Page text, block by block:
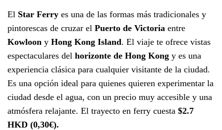
El Star Ferry es una de las formas más tradicionales y
pintorescas de cruzar el Puerto de Victoria entre
Kowloon y Hong Kong Island. El viaje te ofrece vistas
espectaculares del horizonte de Hong Kong y es una
experiencia clásica para cualquier visitante de la ciudad.
Es una opción ideal para quienes quieren experimentar la
ciudad desde el agua, con un precio muy accesible y una
atmósfera relajante. El trayecto en ferry cuesta $2.7
HKD (0,30€).